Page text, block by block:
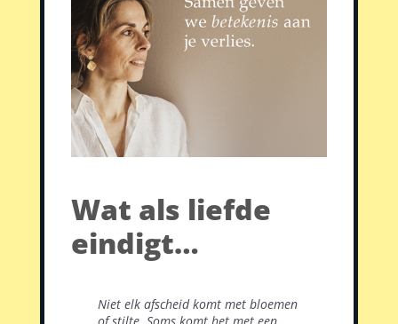
Wat als liefde
eindigt…
Niet elk afscheid komt met bloemen